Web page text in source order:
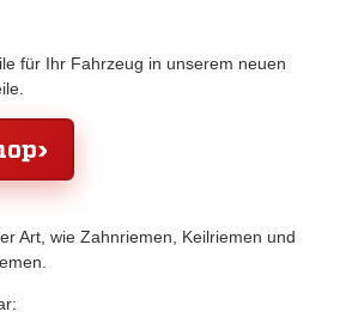
für Ihr Fahrzeug in unserem neuen
Art, wie Zahnriemen, Keilriemen und